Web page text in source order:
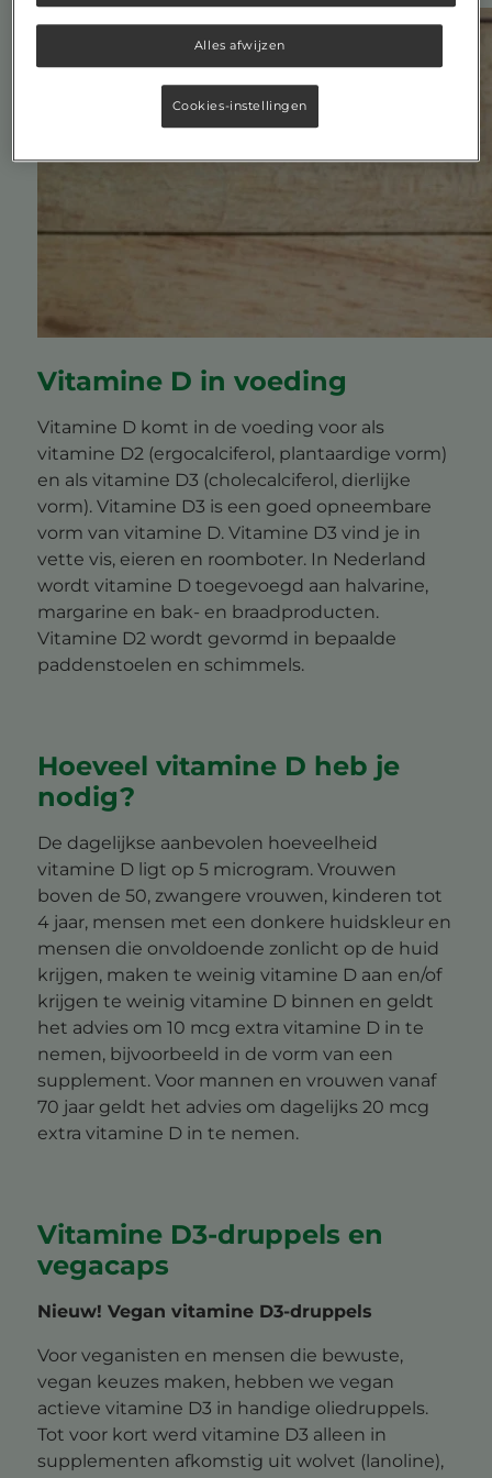
Vitamine D in voeding
Vitamine D komt in de voeding voor als
vitamine D2 (ergocalciferol, plantaardige vorm)
en als vitamine D3 (cholecalciferol, dierlijke
vorm). Vitamine D3 is een goed opneembare
vorm van vitamine D. Vitamine D3 vind je in
vette vis, eieren en roomboter. In Nederland
wordt vitamine D toegevoegd aan halvarine,
margarine en bak- en braadproducten.
Vitamine D2 wordt gevormd in bepaalde
paddenstoelen en schimmels.
Hoeveel vitamine D heb je
nodig?
De dagelijkse aanbevolen hoeveelheid
vitamine D ligt op 5 microgram. Vrouwen
boven de 50, zwangere vrouwen, kinderen tot
4 jaar, mensen met een donkere huidskleur en
mensen die onvoldoende zonlicht op de huid
krijgen, maken te weinig vitamine D aan en/of
krijgen te weinig vitamine D binnen en geldt
het advies om 10 mcg extra vitamine D in te
nemen, bijvoorbeeld in de vorm van een
supplement. Voor mannen en vrouwen vanaf
70 jaar geldt het advies om dagelijks 20 mcg
extra vitamine D in te nemen.
Vitamine D3-druppels en
vegacaps
Nieuw! Vegan vitamine D3-druppels
Voor veganisten en mensen die bewuste,
vegan keuzes maken, hebben we vegan
actieve vitamine D3 in handige oliedruppels.
Tot voor kort werd vitamine D3 alleen in
supplementen afkomstig uit wolvet (lanoline),
Alles afwijzen
Cookies-instellingen